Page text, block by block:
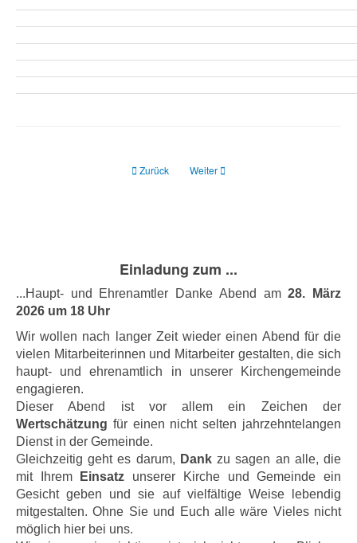
Previous article: Fotos
Zurück Next article: Neuigkeiten
Weiter
Einladung zum ...
...Haupt- und Ehrenamtler Danke Abend am28. März
2026 um 18 Uhr
Wir wollen nach langer Zeit wieder einen Abend für die
vielen Mitarbeiterinnen und Mitarbeiter gestalten, die sich
haupt- und ehrenamtlich in unserer Kirchengemeinde
engagieren.
Dieser Abend ist vor allem ein Zeichen der
Wertschätzung für einen nicht selten jahrzehntelangen
Dienst in der Gemeinde.
Gleichzeitig geht es darum, Dankzu sagen an alle, die
mit Ihrem
Einsatz unserer Kirche und Gemeinde ein
Gesicht geben und sie auf vielfältige Weise lebendig
mitgestalten. Ohne Sie und Euch alle wäre Vieles nicht
möglich hier bei uns.